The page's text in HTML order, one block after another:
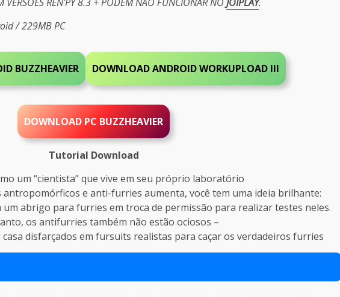
/ 229MB PC
BUZZHEAVIER DOWNLOAD ANDROIDWORKUPLOADIII
DOWNLOAD PC BUZZHEAVIER
Tutorial Download
um “cientista” que vive em seu próprio laboratório
e anti-furries aumenta, você tem uma ideia brilhante:
abrigo para furries em troca de permissão para realizar testes neles.
os antifurries também não estão ociosos –
disfarçados em fursuits realistas para caçar os verdadeiros furries